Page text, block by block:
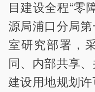
目建设全程“零
源局浦口分局
室研究部署，
同、内部共享
建设用地规划